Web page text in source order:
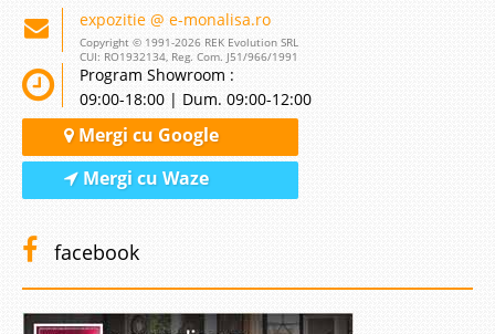
expozitie @ e-monalisa.ro
Copyright © 1991-2026 REK Evolution SRL
CUI: RO1932134, Reg. Com. J51/966/1991
Program Showroom :
09:00-18:00 | Dum. 09:00-12:00
Mergi cu Google
Mergi cu Waze
facebook